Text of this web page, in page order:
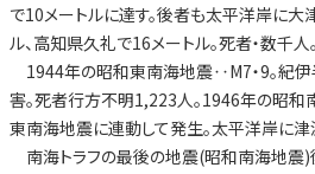
で10メートルに達す。後者も太平洋岸に大
ル、高知県久礼で16メートル。死者・数千人。
1944年の昭和東南海地震‥M7・9。紀
害。死者行方不明1,223人。1946年の昭和
東南海地震に連動して発生。太平洋岸に津
南海トラフの最後の地震(昭和南海地震)